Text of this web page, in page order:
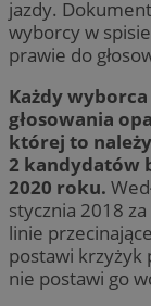
jazdy.
wyborcy w
prawie do
Każdy
głosowania
której to
2 kandydatów
2020 roku.
stycznia 2018
linie
postawi krzyżyk
nie postawi go